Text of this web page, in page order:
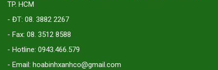
TP. HCM
- ĐT: 08. 3882 2267
- Fax: 08. 3512 8588
- Hotline: 0943.466.579
- Email: hoabinhxanhco@gmail.com